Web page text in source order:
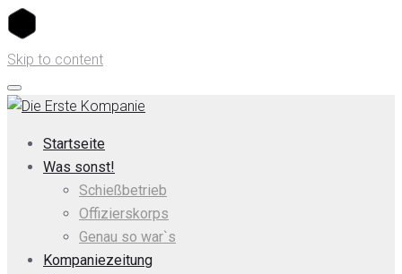
Skip to content
Startseite
Was sonst!
Schießbetrieb
Offizierskorps
Genau so war`s
Kompaniezeitung